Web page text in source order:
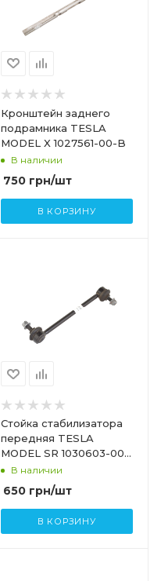
Кронштейн заднего
подрамника TESLA
MODEL X 1027561-00-B
В наличии
750грн/шт
В КОРЗИНУ
Стойка стабилизатора
передняя TESLA
MODEL SR 1030603-00-
B В наличии
650грн/шт
В КОРЗИНУ